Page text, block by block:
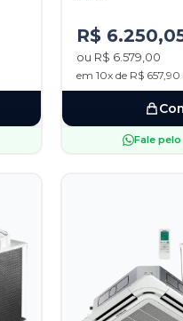
R$
ou R$ 6.579,00
em 10x de R$
Fale